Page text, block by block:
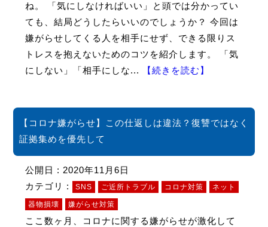
ね。 「気にしなければいい」と頭では分かってい
ても、結局どうしたらいいのでしょうか？ 今回は
嫌がらせしてくる人を相手にせず、できる限りス
トレスを抱えないためのコツを紹介します。 「気
にしない」「相手にしな...
【続きを読む】
【コロナ嫌がらせ】この仕返しは違法？復讐ではなく
証拠集めを優先して
公開日 : 2020年11月6日
カテゴリ :
SNS ご近所トラブル コロナ対策 ネット
器物損壊 嫌がらせ対策
ここ数ヶ月、コロナに関する嫌がらせが激化して